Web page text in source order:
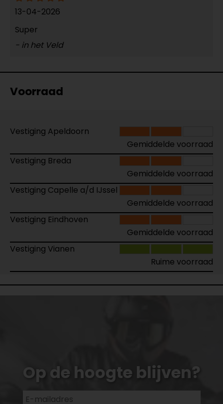
13-04-2026
Super
- in het Veld
Voorraad
Vestiging Apeldoorn
Gemiddelde voorraad
Vestiging Breda
Gemiddelde voorraad
Vestiging Capelle a/d IJssel
Gemiddelde voorraad
Vestiging Eindhoven
Gemiddelde voorraad
Vestiging Vianen
Ruime voorraad
Op de hoogte blijven?